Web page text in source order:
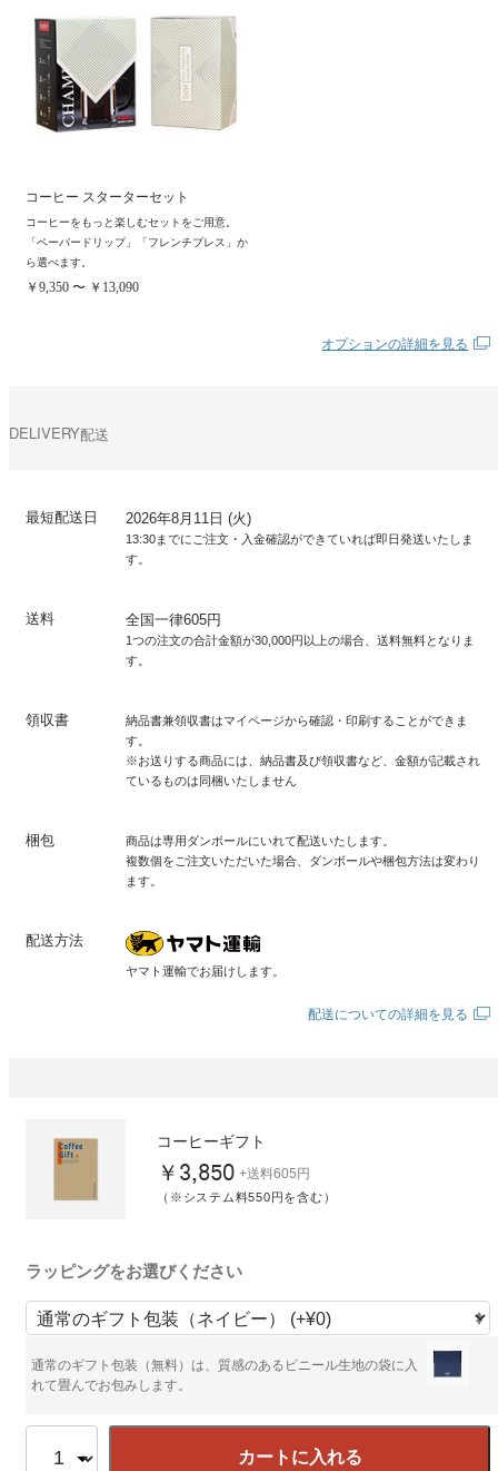
コーヒー スターターセット
コーヒーをもっと楽しむセットをご用意。
「ペーパードリップ」「フレンチプレス」か
ら選べます。
￥9,350 〜 ￥13,090
オプションの詳細を見る
DELIVERY配送
最短配送日 2026年8月11日 (火)
13:30までにご注文・入金確認ができていれば即日発送いたしま
す。
送料 全国一律605円
1つの注文の合計金額が30,000円以上の場合、送料無料となりま
す。
領収書
納品書兼領収書はマイページから確認・印刷することができま
す。
※お送りする商品には、納品書及び領収書など、金額が記載され
ているものは同梱いたしません
梱包
商品は専用ダンボールにいれて配送いたします。
複数個をご注文いただいた場合、ダンボールや梱包方法は変わり
ます。
配送方法
ヤマト運輸でお届けします。
配送についての詳細を見る
コーヒーギフト
￥3,850 +送料605円
（※システム料550円を含む）
ラッピングをお選びください
通常のギフト包装（無料）は、質感のあるビニール生地の袋に入
れて畳んでお包みします。
カートに入れる